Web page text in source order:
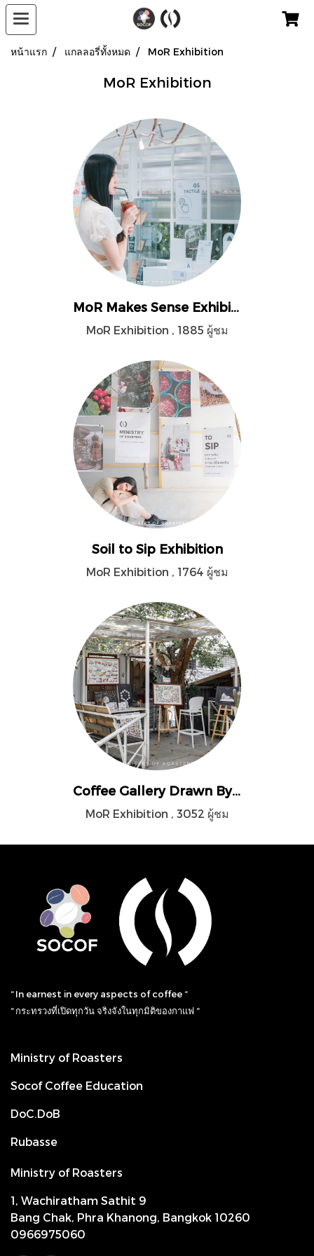
หน้าแรก แกลลอรี่ทั้งหมด MoR Exhibition
MoR Exhibition
MoR Makes Sense Exhibition
MoR Exhibition , 1885 ผู้ชม
Soil to Sip Exhibition
MoR Exhibition , 1764 ผู้ชม
Coffee Gallery Drawn By June
MoR Exhibition , 3052 ผู้ชม
“ In earnest in every aspects of coffee “
“ กระทรวงที่เปิดทุกวัน จริงจังในทุกมิติของกาแฟ “
Ministry of Roasters
Socof Coffee Education
DoC.DoB
Rubasse
Ministry of Roasters
1, Wachiratham Sathit 9
Bang Chak, Phra Khanong, Bangkok 10260
0966975060